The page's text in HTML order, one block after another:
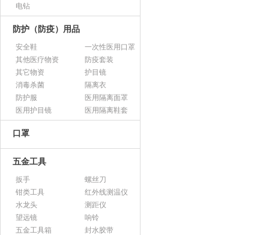
电钻
防护（防疫）用品
安全鞋
一次性医用口罩
其他医疗物资
防疫套装
其它物资
护目镜
消毒杀菌
隔离衣
防护服
医用隔离面罩
医用护目镜
医用隔离鞋套
口罩
五金工具
扳手
螺丝刀
钳类工具
红外线测温仪
水龙头
测距仪
望远镜
响铃
五金工具箱
封水胶带